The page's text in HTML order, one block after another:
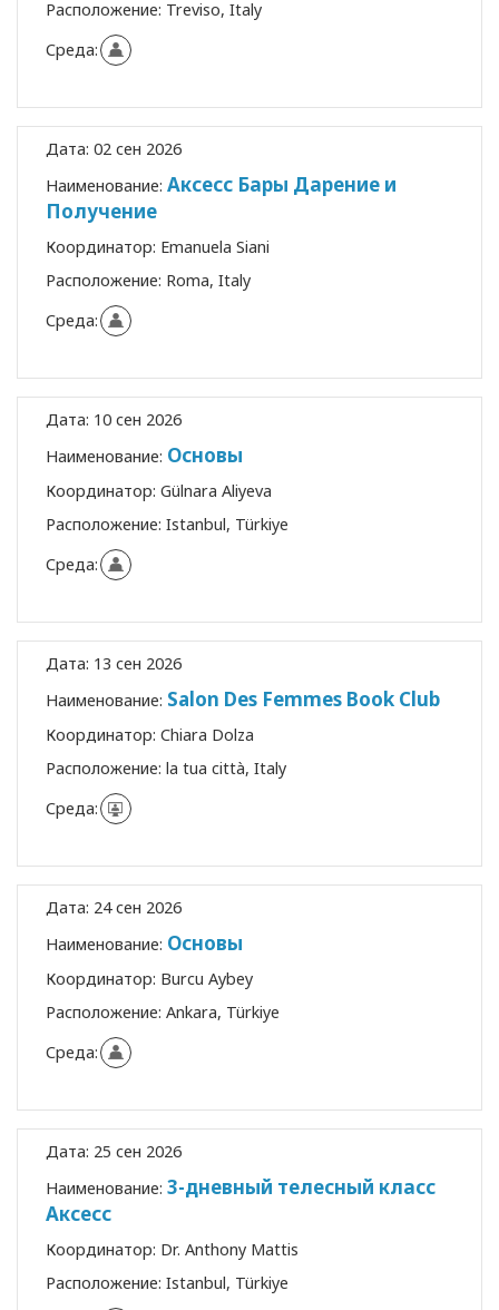
Расположение: Treviso, Italy
Среда:
Дата: 02 сен 2026
Наименование: Аксесс Бары Дарение и
Получение
Координатор: Emanuela Siani
Расположение: Roma, Italy
Среда:
Дата: 10 сен 2026
Наименование: Основы
Координатор: Gülnara Aliyeva
Расположение: Istanbul, Türkiye
Среда:
Дата: 13 сен 2026
Наименование: Salon Des Femmes Book Club
Координатор: Chiara Dolza
Расположение: la tua città, Italy
Среда:
Дата: 24 сен 2026
Наименование: Основы
Координатор: Burcu Aybey
Расположение: Ankara, Türkiye
Среда:
Дата: 25 сен 2026
Наименование: 3-дневный телесный класс
Аксесс
Координатор: Dr. Anthony Mattis
Расположение: Istanbul, Türkiye